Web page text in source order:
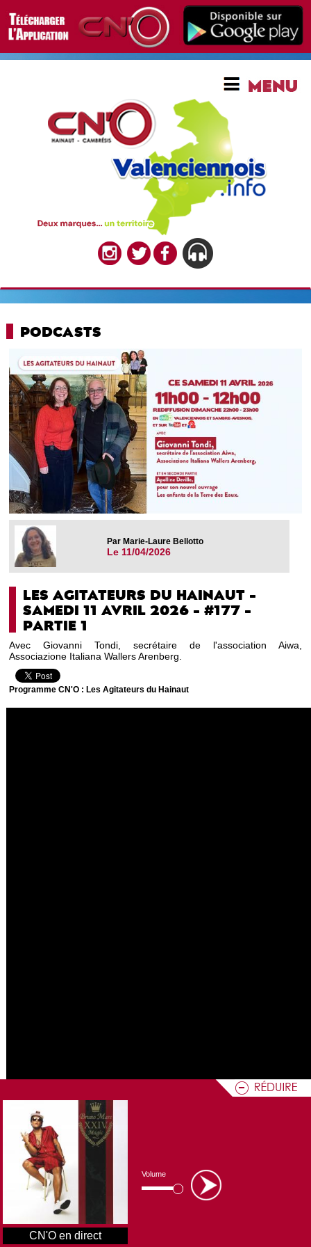
CN'O en direct
Volume
PODCASTS
Par Marie-Laure Bellotto
Le 11/04/2026
LES AGITATEURS DU HAINAUT -
SAMEDI 11 AVRIL 2026 - #177 -
PARTIE 1
Avec Giovanni Tondi, secrétaire de l'association Aiwa,
Associazione Italiana Wallers Arenberg.
Programme CN'O : Les Agitateurs du Hainaut